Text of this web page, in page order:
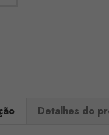
Detalhes do